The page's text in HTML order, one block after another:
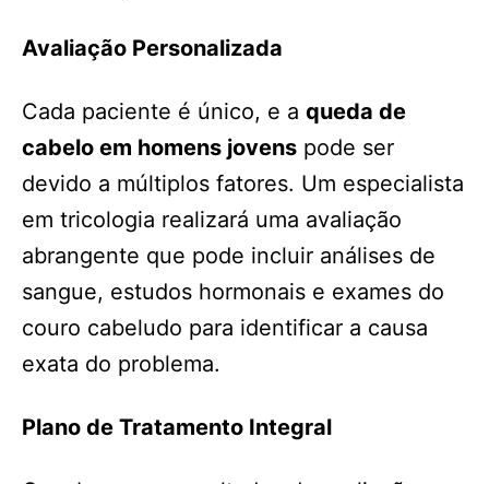
Avaliação Personalizada
Cada paciente é único, e a queda de
cabelo em homens jovens pode ser
devido a múltiplos fatores. Um especialista
em tricologia realizará uma avaliação
abrangente que pode incluir análises de
sangue, estudos hormonais e exames do
couro cabeludo para identificar a causa
exata do problema.
Plano de Tratamento Integral